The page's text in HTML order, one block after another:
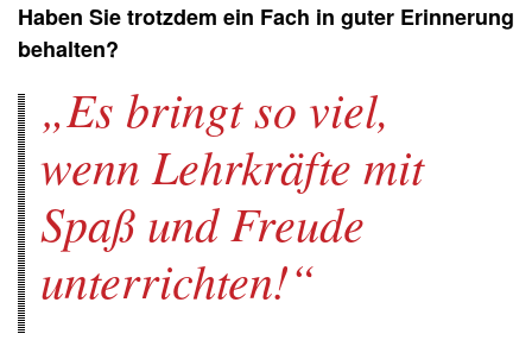
Haben Sie trotzdem ein Fach in guter Erinnerung
behalten?
Es bringt so viel,
wenn Lehrkräfte mit
Spaß und Freude
unterrichten!